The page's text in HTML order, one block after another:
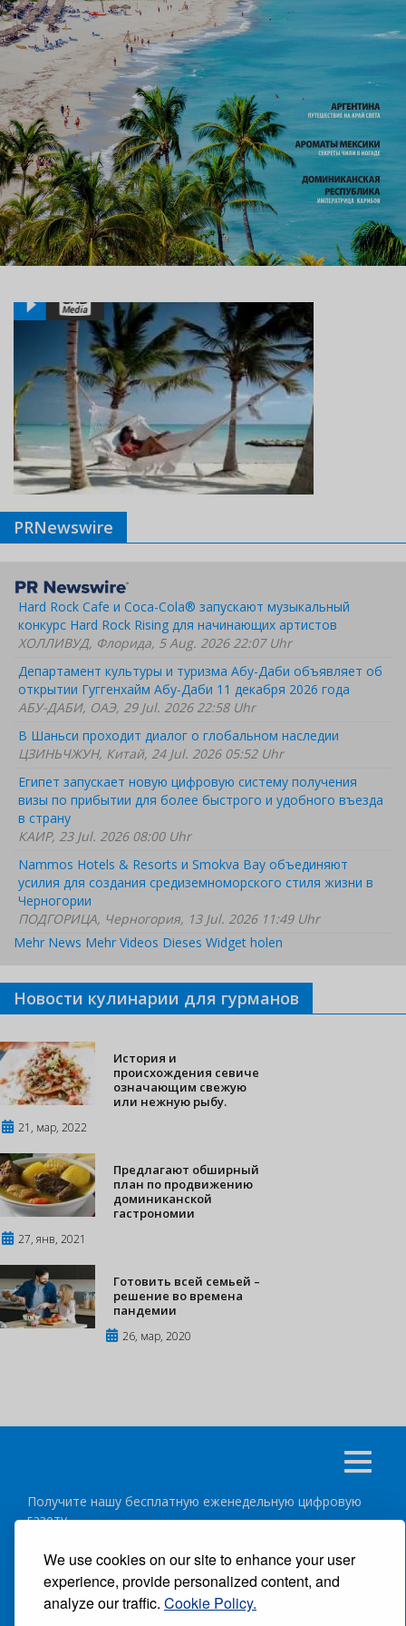
We use cookies on our site to enhance your user
experience, provide personalized content, and
analyze our traffic. Cookie Policy.
PRNewswire
Hard Rock Cafe и Coca-Cola® запускают музыкальный
конкурс Hard Rock Rising для начинающих артистов
ХОЛЛИВУД, Флорида, 5 Aug. 2026 22:07 Uhr
Департамент культуры и туризма Абу-Даби объявляет об
открытии Гуггенхайм Абу-Даби 11 декабря 2026 года
АБУ-ДАБИ, ОАЭ, 29 Jul. 2026 22:58 Uhr
В Шаньси проходит диалог о глобальном наследии
ЦЗИНЬЧЖУН, Китай, 24 Jul. 2026 05:52 Uhr
Египет запускает новую цифровую систему получения
визы по прибытии для более быстрого и удобного въезда
в страну
КАИР, 23 Jul. 2026 08:00 Uhr
Nammos Hotels & Resorts и Smokva Bay объединяют
усилия для создания средиземноморского стиля жизни в
Черногории
ПОДГОРИЦА, Черногория, 13 Jul. 2026 11:49 Uhr
Mehr News Mehr Videos Dieses Widget holen
Новости кулинарии для гурманов
История и
происхождения севиче
означающим свежую
или нежную рыбу.
21, мар, 2022
Предлагают обширный
план по продвижению
доминиканской
гастрономии
27, янв, 2021
Готовить всей семьей –
решение во времена
пандемии
26, мар, 2020
Получите нашу бесплатную еженедельную цифровую
газету
подписаться
отписка
Следуйте за нами: